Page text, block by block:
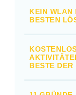
KEIN WLAN
BESTEN
BESTE